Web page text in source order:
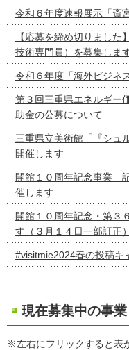
令和６年度速報展示「斎
【応募を締め切りまし
技術専門員）を募集しま
令和６年度「海外ビジネ
第３回三重県エネルギー
助金の公募について
三重県立美術館「『シ
開催します
開館１０周年記念事業
催します
開館１０周年記念・第３
す（３月１４日一部訂正）
#visitmie2024春の投稿キ
現在募集中の事業
※左右にフリックすると表